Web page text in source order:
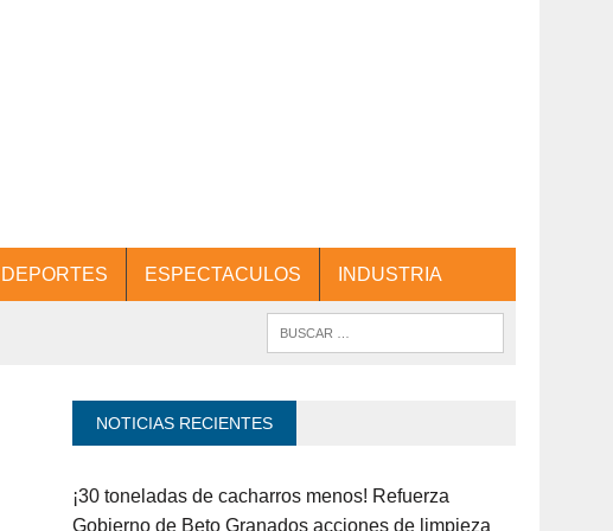
DEPORTES ESPECTACULOS INDUSTRIA
NOTICIAS RECIENTES
¡30 toneladas de cacharros menos! Refuerza
Gobierno de Beto Granados acciones de limpieza